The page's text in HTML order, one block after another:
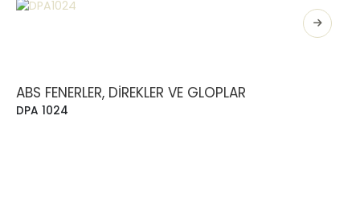
ABS FENERLER, DIREKLER VE GLOPLAR
DPA 1024